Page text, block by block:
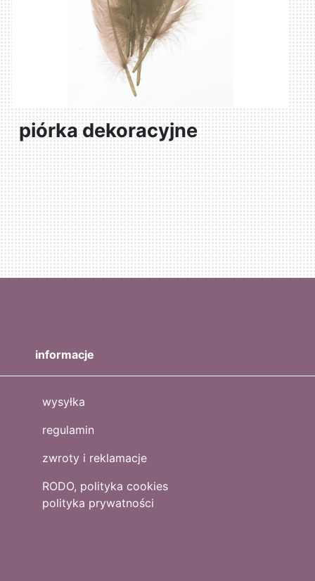
piórka dekoracyjne
informacje
wysyłka
regulamin
zwroty i reklamacje
RODO, polityka cookies
polityka prywatności